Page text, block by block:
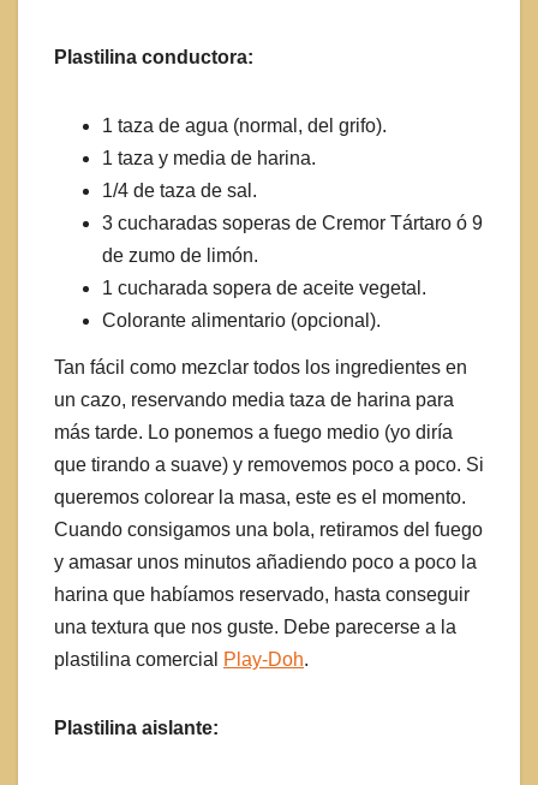
Plastilina conductora:
1 taza de agua (normal, del grifo).
1 taza y media de harina.
1/4 de taza de sal.
3 cucharadas soperas de Cremor Tártaro ó 9
de zumo de limón.
1 cucharada sopera de aceite vegetal.
Colorante alimentario (opcional).
Tan fácil como mezclar todos los ingredientes en
un cazo, reservando media taza de harina para
más tarde. Lo ponemos a fuego medio (yo diría
que tirando a suave) y removemos poco a poco. Si
queremos colorear la masa, este es el momento.
Cuando consigamos una bola, retiramos del fuego
y amasar unos minutos añadiendo poco a poco la
harina que habíamos reservado, hasta conseguir
una textura que nos guste. Debe parecerse a la
plastilina comercial Play-Doh.
Plastilina aislante: